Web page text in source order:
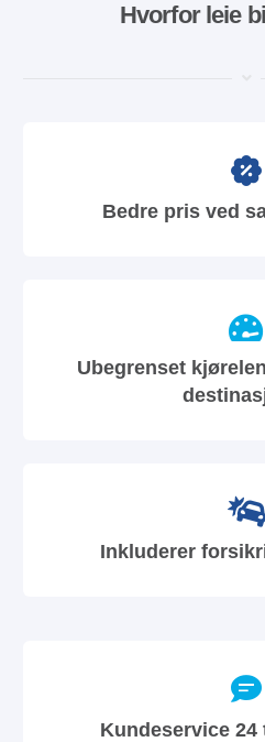
Hvorfor leie
Bedre pris ved
Ubegrenset
Inkluderer
Kundeservice